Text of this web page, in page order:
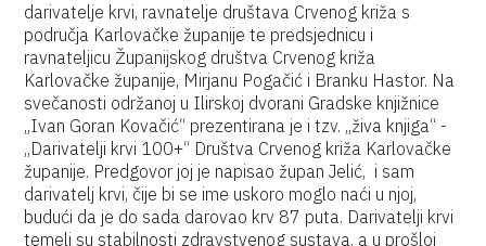
darivatelje krvi, ravnatelje društava Crvenog križa s
područja Karlovačke županije te predsjednicu i
ravnateljicu Županijskog društva Crvenog križa
Karlovačke županije, Mirjanu Pogačić i Branku Hastor. Na
svečanosti održanoj u Ilirskoj dvorani Gradske knjižnice
„Ivan Goran Kovačić“ prezentirana je i tzv. „živa knjiga“ -
„Darivatelji krvi 100+“ Društva Crvenog križa Karlovačke
županije. Predgovor joj je napisao župan Jelić, i sam
darivatelj krvi, čije bi se ime uskoro moglo naći u njoj,
budući da je do sada darovao krv 87 puta. Darivatelji krvi
temelj su stabilnosti zdravstvenog sustava, a u prošloj